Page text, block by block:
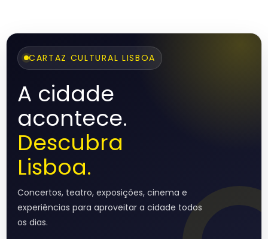
CARTAZ CULTURAL LISBOA
A cidade
acontece.
Descubra
Lisboa.
Concertos, teatro, exposições, cinema e
experiências para aproveitar a cidade todos
os dias.